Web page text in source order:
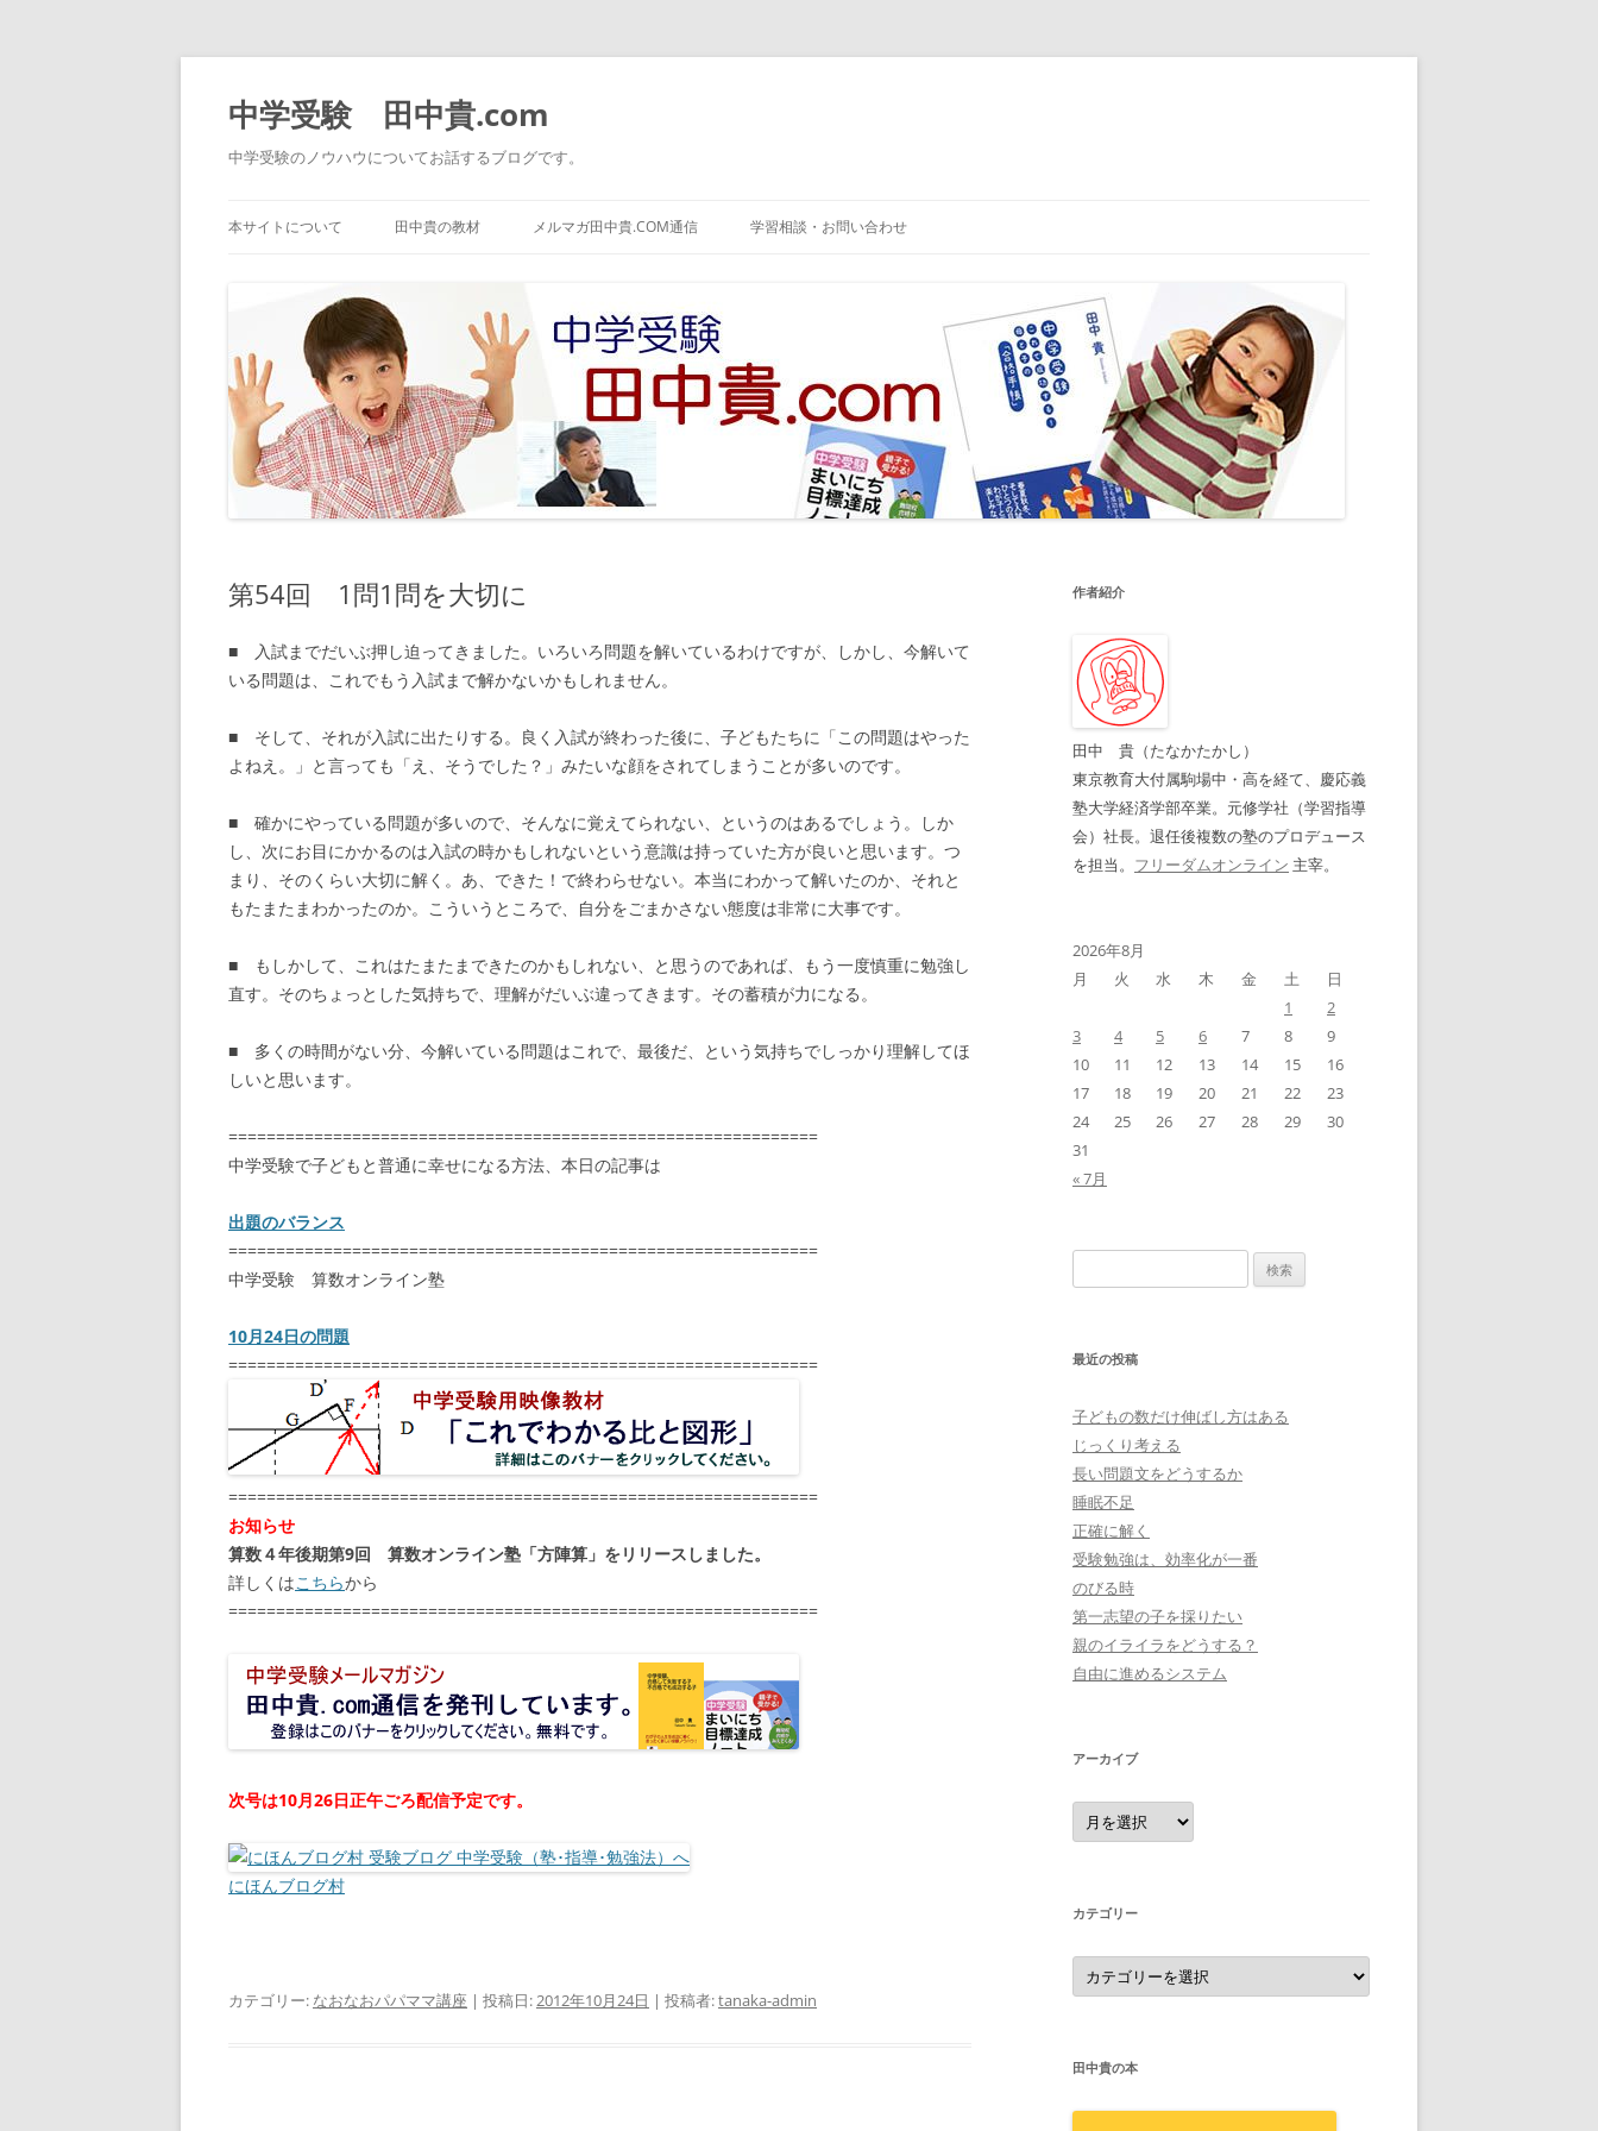
中学受験 田中貴.com
中学受験のノウハウについてお話するブログです。
ン
テ
本サイトについて 田中貴の教材 メルマガ田中貴.COM通信 学習相談・お問い合わせ
第54回 1問1問を大切に
■ 入試までだいぶ押し迫ってきました。いろいろ問題を解いているわけですが、しかし、今解いて
いる問題は、これでもう入試まで解かないかもしれません。
■ そして、それが入試に出たりする。良く入試が終わった後に、子どもたちに「この問題はやった
よねえ。」と言っても「え、そうでした？」みたいな顔をされてしまうことが多いのです。
■ 確かにやっている問題が多いので、そんなに覚えてられない、というのはあるでしょう。しか
し、次にお目にかかるのは入試の時かもしれないという意識は持っていた方が良いと思います。つ
まり、そのくらい大切に解く。あ、できた！で終わらせない。本当にわかって解いたのか、それと
もたまたまわかったのか。こういうところで、自分をごまかさない態度は非常に大事です。
■ もしかして、これはたまたまできたのかもしれない、と思うのであれば、もう一度慎重に勉強し
直す。そのちょっとした気持ちで、理解がだいぶ違ってきます。その蓄積が力になる。
■ 多くの時間がない分、今解いている問題はこれで、最後だ、という気持ちでしっかり理解してほ
しいと思います。
==============================================================
中学受験で子どもと普通に幸せになる方法、本日の記事は
出題のバランス
==============================================================
中学受験 算数オンライン塾
10月24日の問題
==============================================================
==============================================================
お知らせ
算数４年後期第9回 算数オンライン塾「方陣算」をリリースしました。
詳しくはこちらから
==============================================================
次号は10月26日正午ごろ配信予定です。
にほんブログ村
カテゴリー: なおなおパパママ講座 | 投稿日:2012年10月24日 | 投稿者:tanaka-admin
作者紹介
田中 貴（たなかたかし）
東京教育大付属駒場中・高を経て、慶応義
塾大学経済学部卒業。元修学社（学習指導
会）社長。退任後複数の塾のプロデュース
を担当。 フリーダムオンライン 主宰。
2026年8月
月
火 水 木 金 土
日
1
2
3
4 5 6 7 8
9
10
11 12 13 14 15
16
17
18 19 20 21 22
23
24
25 26 27 28 29
30
31
« 7月
索:
最近の投稿
子どもの数だけ伸ばし方はある
じっくり考える
長い問題文をどうするか
睡眠不足
正確に解く
受験勉強は、効率化が一番
のびる時
第一志望の子を採りたい
親のイライラをどうする？
自由に進めるシステム
アーカイブ
ア
ー
カ
カテゴリー
カ
テ
ゴ
田中貴の本